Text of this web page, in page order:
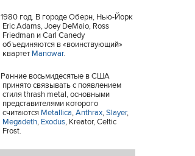
1980 год. В городе Оберн, Нью-Йорк
Eric Adams, Joey DeMaio, Ross
Friedman и Carl Canedy
объединяются в «воинствующий»
квартет Manowar.
Ранние восьмидесятые в США
принято связывать с появлением
стиля thrash metal, основными
представителями которого
считаются Metallica,Anthrax,Slayer,
Megadeth, Exodus, Kreator, Celtic
Frost.